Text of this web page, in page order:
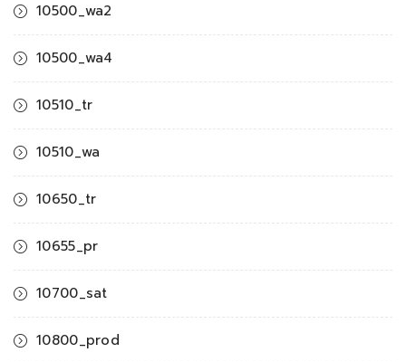
10500_wa2
10500_wa4
10510_tr
10510_wa
10650_tr
10655_pr
10700_sat
10800_prod